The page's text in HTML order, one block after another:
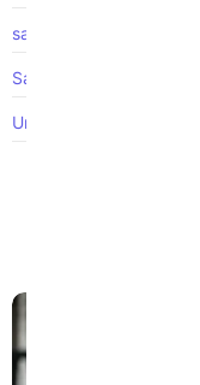
salarios impagos
Salarios no pagados
Uncategorized